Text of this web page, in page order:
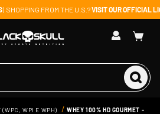
| SHOPPING FROM THE U.S.?VISIT OUR OFFICIAL
(WPC, WPI E WPH)
WHEY 100% HD GOURMET -